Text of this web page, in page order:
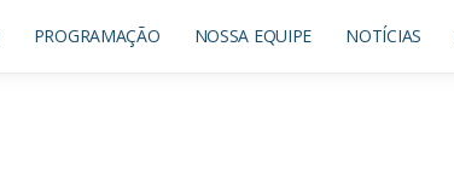
PROGRAMAÇÃO NOSSA EQUIPE NOTÍCIAS